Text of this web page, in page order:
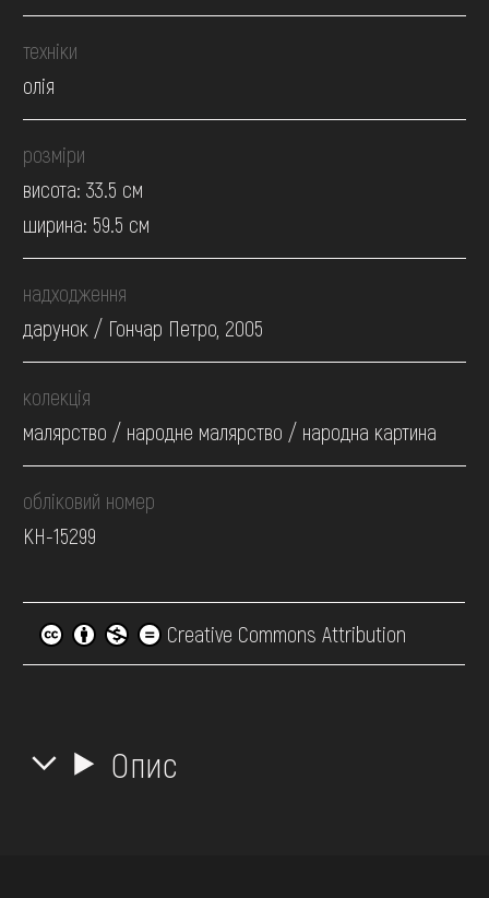
техніки
олія
розміри
висота: 33.5 см
ширина: 59.5 см
надходження
дарунок / Гончар Петро, 2005
колекція
малярство / народне малярство / народна картина
обліковий номер
КН-15299
Creative Commons Attribution
Опис